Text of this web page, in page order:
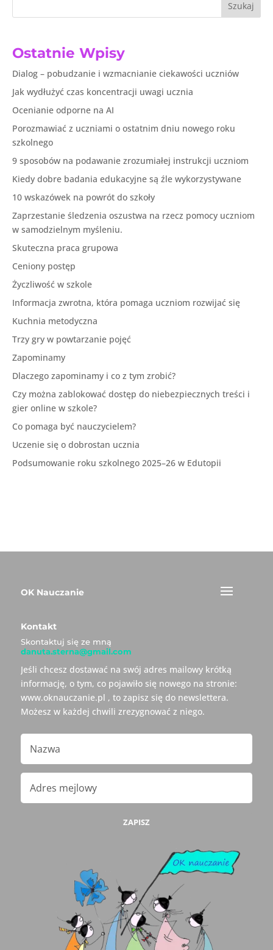
Szukaj
Ostatnie Wpisy
Dialog – pobudzanie i wzmacnianie ciekawości uczniów
Jak wydłużyć czas koncentracji uwagi ucznia
Ocenianie odporne na AI
Porozmawiać z uczniami o ostatnim dniu nowego roku
szkolnego
9 sposobów na podawanie zrozumiałej instrukcji uczniom
Kiedy dobre badania edukacyjne są źle wykorzystywane
10 wskazówek na powrót do szkoły
Zaprzestanie śledzenia oszustwa na rzecz pomocy uczniom
w samodzielnym myśleniu.
Skuteczna praca grupowa
Ceniony postęp
Życzliwość w szkole
Informacja zwrotna, która pomaga uczniom rozwijać się
Kuchnia metodyczna
Trzy gry w powtarzanie pojęć
Zapominamy
Dlaczego zapominamy i co z tym zrobić?
Czy można zablokować dostęp do niebezpiecznych treści i
gier online w szkole?
Co pomaga być nauczycielem?
Uczenie się o dobrostan ucznia
Podsumowanie roku szkolnego 2025–26 w Edutopii
OK Nauczanie
Kontakt
Skontaktuj się ze mną
danuta.sterna@gmail.com
Jeśli chcesz dostawać na swój adres mailowy krótką
informację, o tym, co pojawiło się nowego na stronie:
www.oknauczanie.pl , to zapisz się do newslettera.
Możesz w każdej chwili zrezygnować z niego.
ZAPISZ